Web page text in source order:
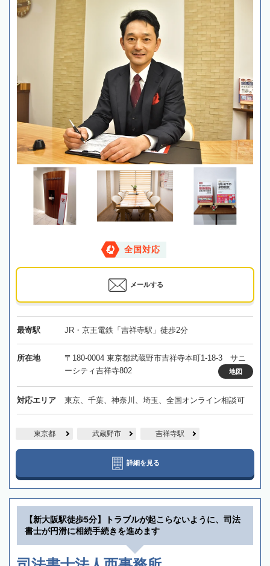
全国対応
メールする
最寄駅 JR・京王電鉄「吉祥寺駅」徒歩2分
所在地
〒180-0004 東京都武蔵野市吉祥寺本町1-18-3 サニ
ーシティ吉祥寺802
地図
対応エリア 東京、千葉、神奈川、埼玉、全国オンライン相談可
東京都 武蔵野市 吉祥寺駅
詳細を見る
【新大阪駅徒歩5分】トラブルが起こらないように、司法
書士が円滑に相続手続きを進めます